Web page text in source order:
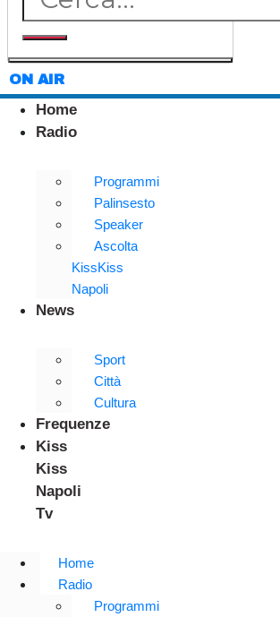
ON AIR
Home
Radio
Programmi
Palinsesto
Speaker
Ascolta
KissKiss
Napoli
News
Sport
Città
Cultura
Frequenze
Kiss
Kiss
Napoli
Tv
Home
Radio
Programmi